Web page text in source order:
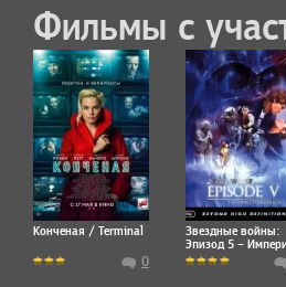
Фильмы с
Конченая / Terminal
0
Звездные войны:
Эпизод 5 –
наносит ответный
удар / Star Wars: